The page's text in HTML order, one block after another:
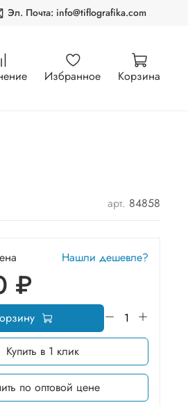
Эл. Почта: info@tiflografika.com
Избранное Корзина
арт. 84858
Нашли дешевле?
₽
Купить в 1 клик
по оптовой цене